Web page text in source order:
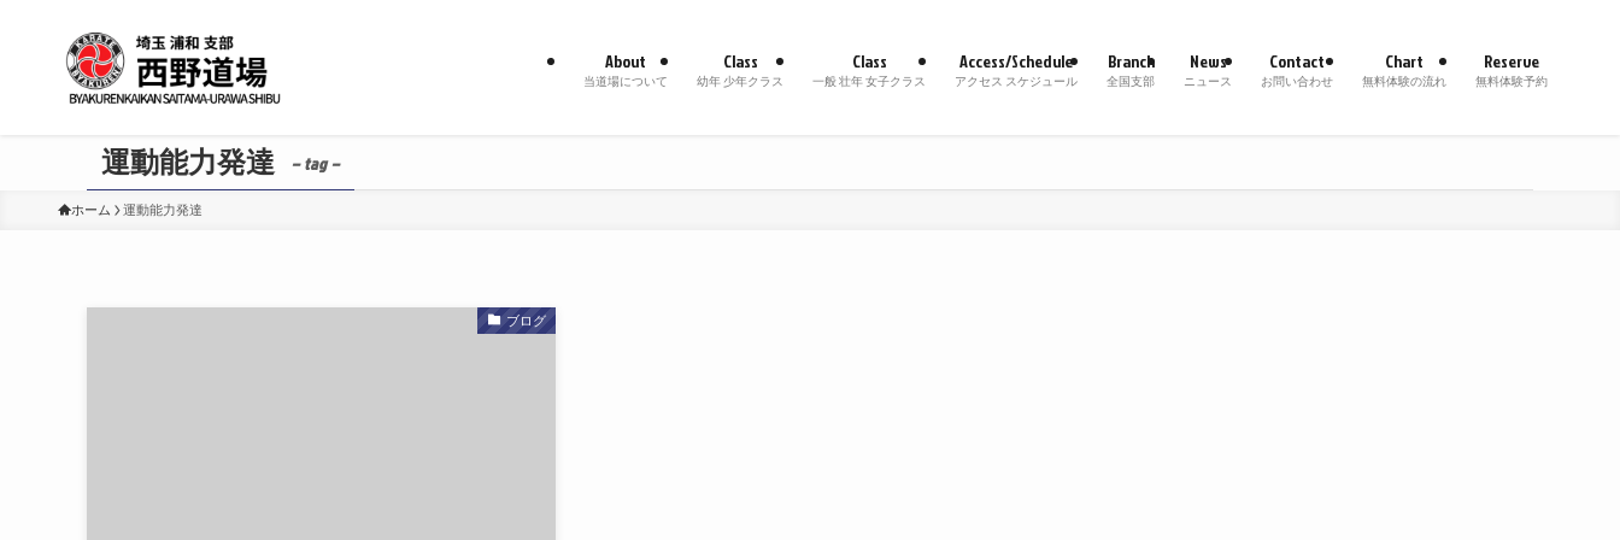
About
当道場について
Class
幼年 少年クラス
Class
一般 壮年 女子クラス
Access/Schedule
アクセス スケジュール
Branch
全国支部
News
ニュース
Contact
お問い合わせ
Chart
無料体験の流れ
Reserve
無料体験予約
運動能力発達 – tag –
ホーム 運動能力発達
ブログ